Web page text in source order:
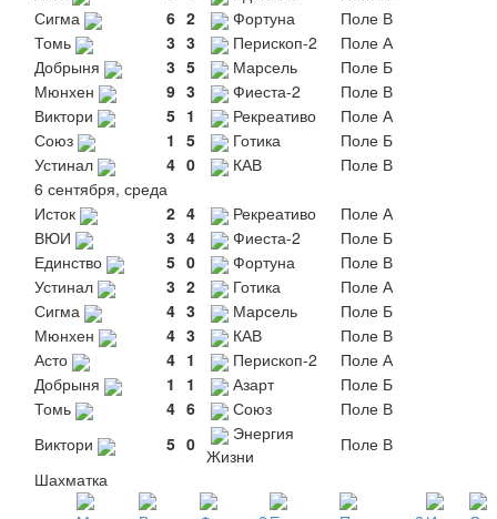
Сигма
6 2 Фортуна
Поле В
Томь
3 3 Перископ-2
Поле А
Добрыня
3 5 Марсель
Поле Б
Мюнхен
9 3 Фиеста-2
Поле В
Виктори
5 1 Рекреативо
Поле А
Союз
1 5 Готика
Поле Б
Устинал
4 0 КАВ
Поле В
6 сентября, среда
Исток
2 4 Рекреативо
Поле А
ВЮИ
3 4 Фиеста-2
Поле Б
Единство
5 0 Фортуна
Поле В
Устинал
3 2 Готика
Поле А
Сигма
4 3 Марсель
Поле Б
Мюнхен
4 3 КАВ
Поле В
Асто
4 1 Перископ-2
Поле А
Добрыня
1 1 Азарт
Поле Б
Томь
4 6 Союз
Поле В
Виктори
5 0
Энергия
Жизни
Поле В
Шахматка